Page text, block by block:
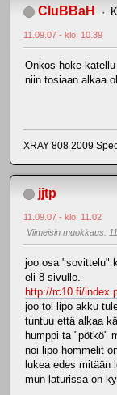
CluBBaH
11.09.07 - klo: 10.39
Onkos hoke
niin tosiaan alkaa
XRAY 808 2009 Spec
jjtp
11.09.07 - klo: 11.02
Viimeisin muokkaus:
joo osa "sovittelu"
eli 8 sivulle.
http://rc10.fi/
joo toi lipo akku
tuntuu että alkaa
humppi ta "pötkö"
noi lipo hommelit
lukea edes mitään
mun laturissa on